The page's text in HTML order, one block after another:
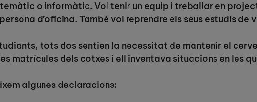
o informàtic. Vol tenir un equip i treballar en
d’oficina. També vol reprendre els seus estudis de
tots dos sentien la necessitat de mantenir el
matrícules dels cotxes i ell inventava situacions en les
algunes declaracions: